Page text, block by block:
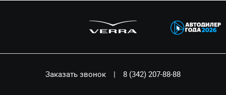
Заказать звонок | 8 (342) 207-88-88